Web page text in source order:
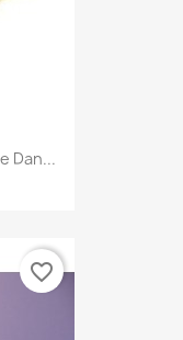
Dan...
favorite_border